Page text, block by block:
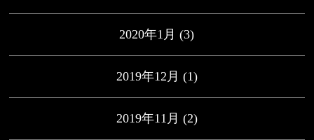
2020年1月 (3)
2019年12月 (1)
2019年11月 (2)